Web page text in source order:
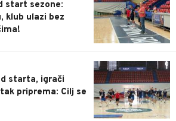
start sezone:
klub ulazi bez
0
starta, igrači
priprema: Cilj se